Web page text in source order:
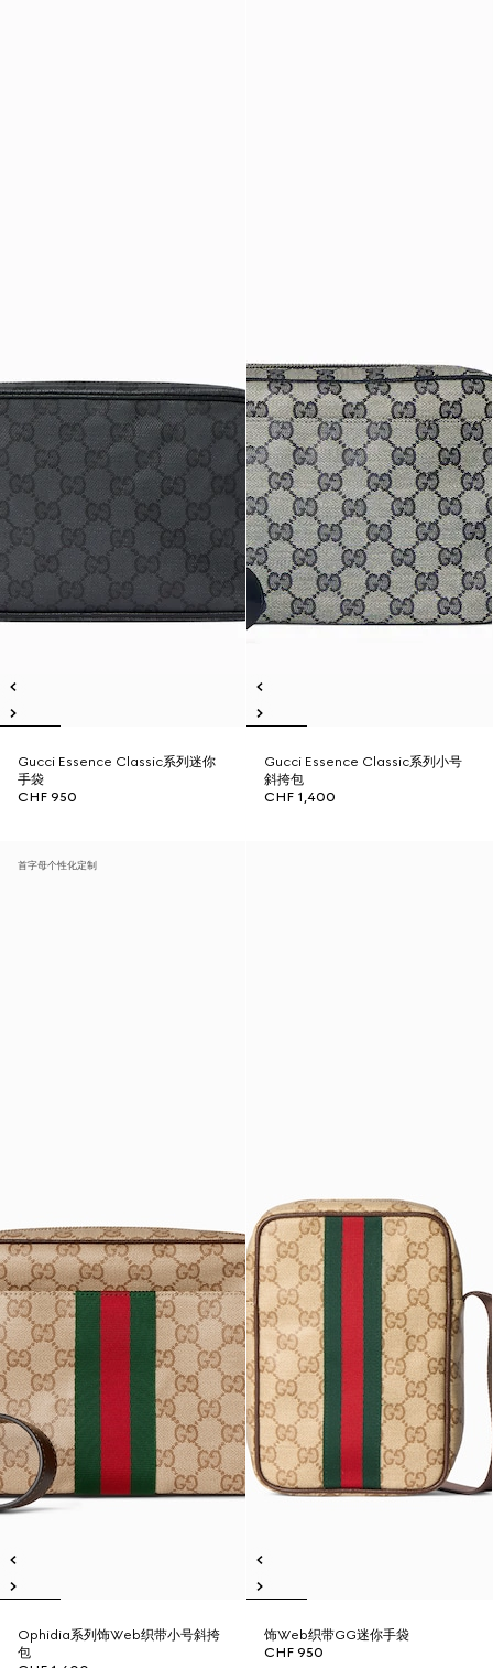
Gucci Essence Classic系列迷你
手袋
CHF 950
Gucci Essence Classic系列小号
斜挎包
CHF 1,400
首字母个性化定制
Ophidia系列饰Web织带小号斜挎
包
饰Web织带GG迷你手袋
CHF 950